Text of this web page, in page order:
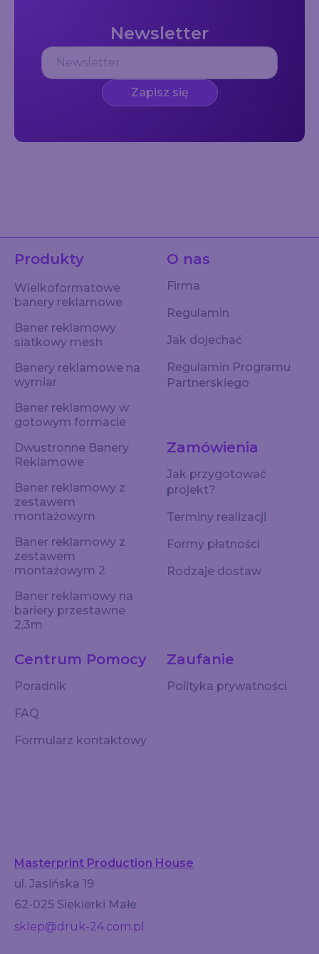
Newsletter
Zapisz się
Produkty
Wielkoformatowe
banery reklamowe
Baner reklamowy
siatkowy mesh
Banery reklamowe na
wymiar
Baner reklamowy w
gotowym formacie
Dwustronne Banery
Reklamowe
Baner reklamowy z
zestawem
montażowym
Baner reklamowy z
zestawem
montażowym 2
Baner reklamowy na
bariery przestawne
2,3m
O nas
Firma
Regulamin
Jak dojechać
Regulamin Programu
Partnerskiego
Centrum Pomocy
Poradnik
FAQ
Formularz kontaktowy
Zaufanie
Polityka prywatności
Zamówienia
Jak przygotować
projekt?
Terminy realizacji
Formy płatności
Rodzaje dostaw
Masterprint Production House
ul. Jasińska 19
62-025 Siekierki Małe
sklep@druk-24.com.pl